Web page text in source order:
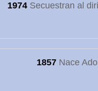
1974Secuestran al
1857Nace